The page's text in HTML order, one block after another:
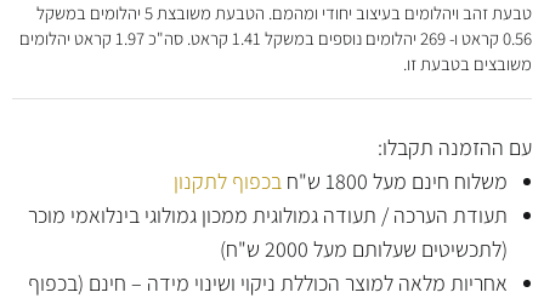
טבעת זהב ויהלומים בעיצוב יחודי ומהמם. הטבעת משובצת 5 יהלומים במשקל
0.56 קראט ו- 269 יהלומים נוספים במשקל 1.41 קראט. סה"כ 1.97 קראט יהלומים
משובצים בטבעת זו.
עם ההזמנה תקבלו:
משלוח חינם מעל 1800 ש"ח
בכפוף לתקנון
תעודת הערכה / תעודה גמולוגית ממכון גמולוגי בינלואמי מוכר
(לתכשיטים שעלותם מעל 2000 ש"ח)
אחריות מלאה למוצר הכוללת ניקוי ושינוי מידה – חינם (בכפוף